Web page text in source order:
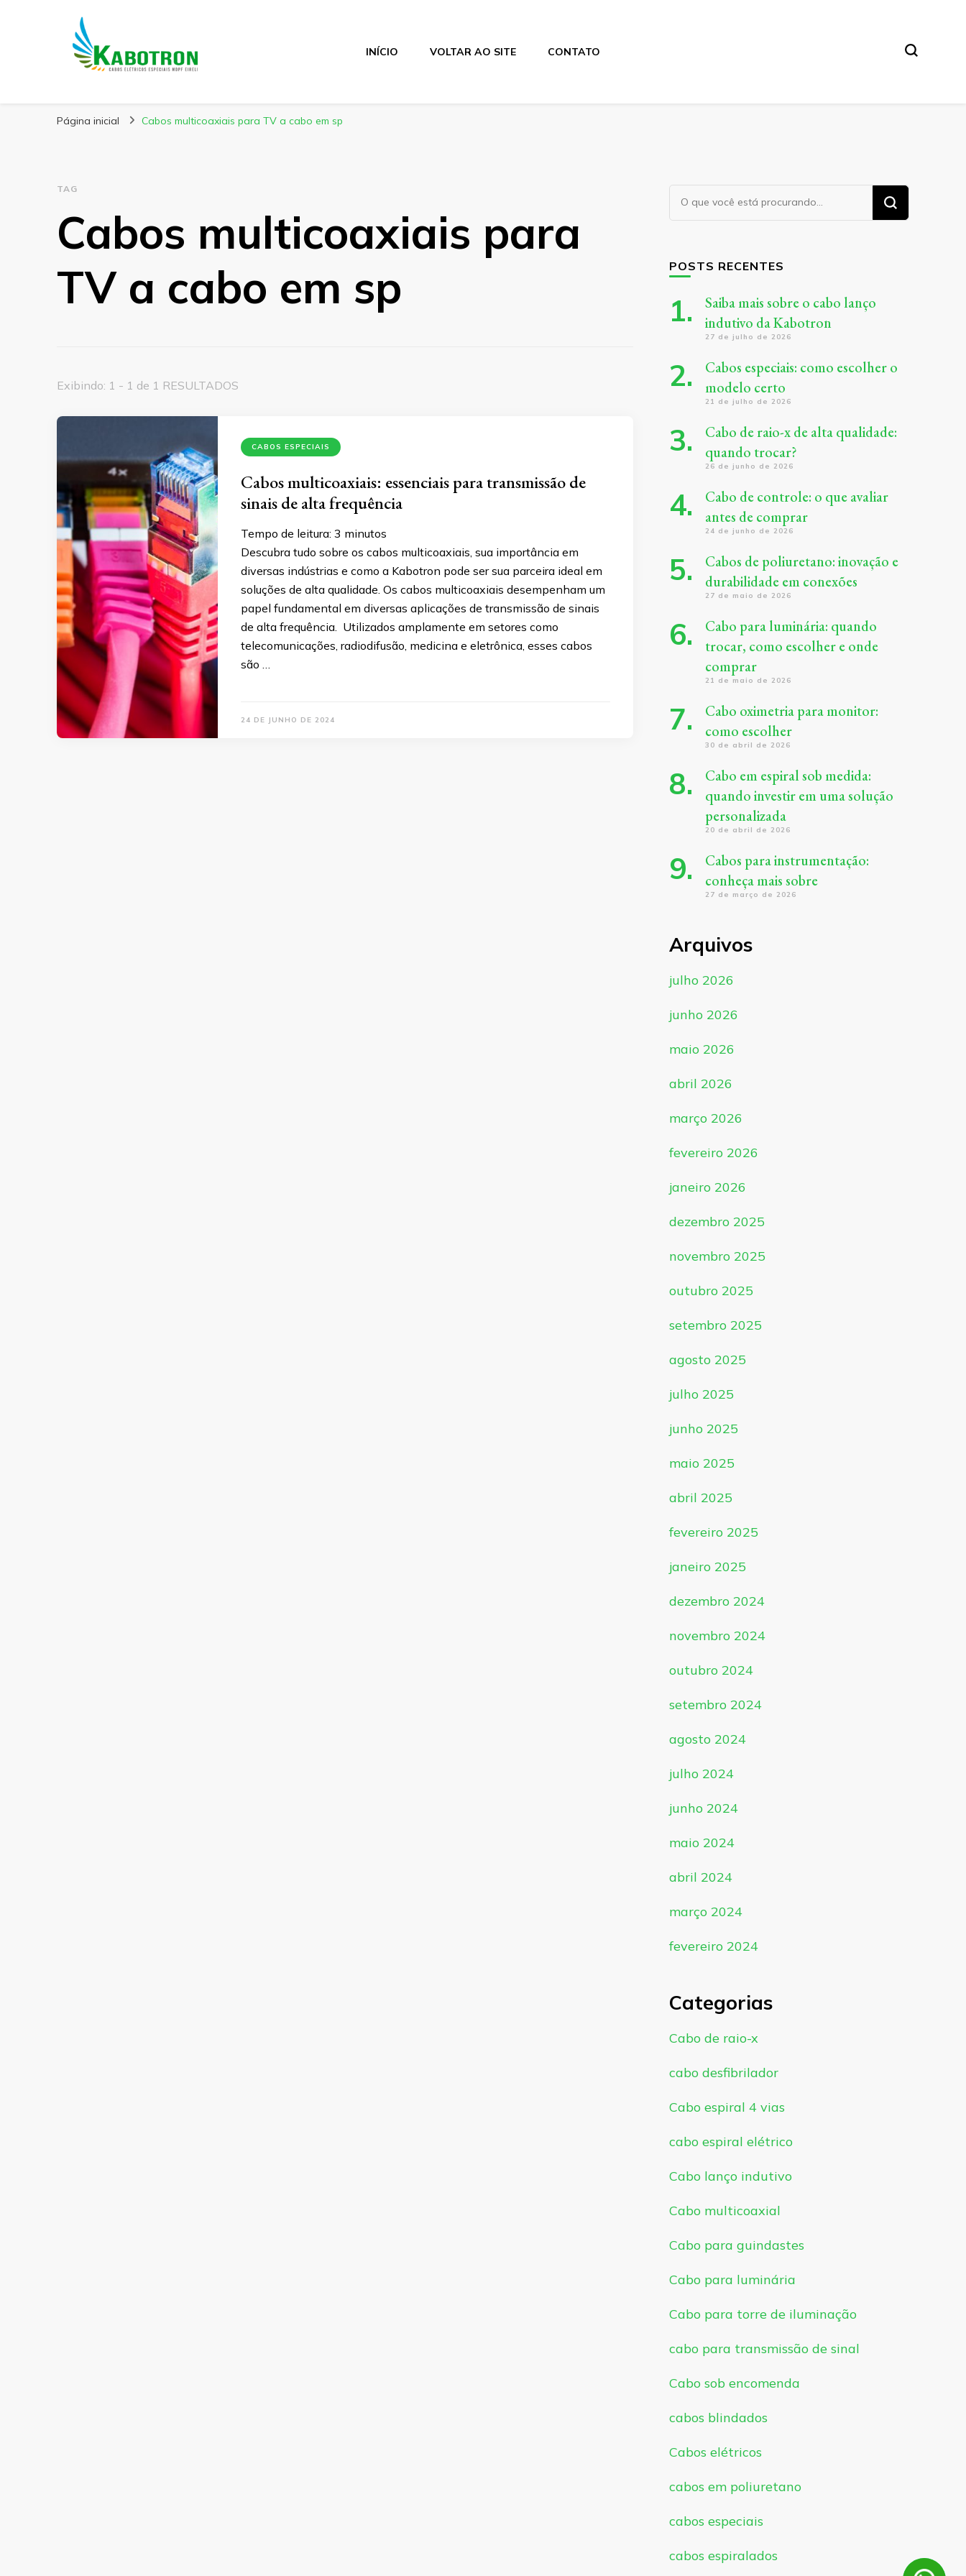
Kabotron
INÍCIO VOLTAR AO SITE CONTATO
Página inicial Cabos multicoaxiais para TV a cabo em sp
TAG
Cabos multicoaxiais para
TV a cabo em sp
Exibindo: 1 - 1 de 1 RESULTADOS
CABOS ESPECIAIS
Cabos multicoaxiais: essenciais para transmissão de
sinais de alta frequência
Tempo de leitura: 3 minutos
Descubra tudo sobre os cabos multicoaxiais, sua importância em
diversas indústrias e como a Kabotron pode ser sua parceira ideal em
soluções de alta qualidade. Os cabos multicoaxiais desempenham um
papel fundamental em diversas aplicações de transmissão de sinais
de alta frequência. Utilizados amplamente em setores como
telecomunicações, radiodifusão, medicina e eletrônica, esses cabos
são …
24 DE JUNHO DE 2024
Procurando
algo?
POSTS RECENTES
Saiba mais sobre o cabo lanço
indutivo da Kabotron
27 de julho de 2026
Cabos especiais: como escolher o
modelo certo
21 de julho de 2026
Cabo de raio-x de alta qualidade:
quando trocar?
26 de junho de 2026
Cabo de controle: o que avaliar
antes de comprar
24 de junho de 2026
Cabos de poliuretano: inovação e
durabilidade em conexões
27 de maio de 2026
Cabo para luminária: quando
trocar, como escolher e onde
comprar
21 de maio de 2026
Cabo oximetria para monitor:
como escolher
30 de abril de 2026
Cabo em espiral sob medida:
quando investir em uma solução
personalizada
20 de abril de 2026
Cabos para instrumentação:
conheça mais sobre
27 de março de 2026
Arquivos
julho 2026
junho 2026
maio 2026
abril 2026
março 2026
fevereiro 2026
janeiro 2026
dezembro 2025
novembro 2025
outubro 2025
setembro 2025
agosto 2025
julho 2025
junho 2025
maio 2025
abril 2025
fevereiro 2025
janeiro 2025
dezembro 2024
novembro 2024
outubro 2024
setembro 2024
agosto 2024
julho 2024
junho 2024
maio 2024
abril 2024
março 2024
fevereiro 2024
Categorias
Cabo de raio-x
cabo desfibrilador
Cabo espiral 4 vias
cabo espiral elétrico
Cabo lanço indutivo
Cabo multicoaxial
Cabo para guindastes
Cabo para luminária
Cabo para torre de iluminação
cabo para transmissão de sinal
Cabo sob encomenda
cabos blindados
Cabos elétricos
cabos em poliuretano
cabos especiais
cabos espiralados